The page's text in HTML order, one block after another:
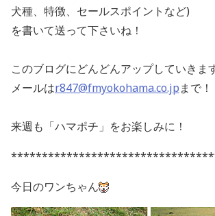
犬種、特徴、セールスポイントなど)
を書いて送って下さいね！
このブログにどんどんアップしていきま
メールはr847@fmyokohama.co.jpまで！
来週も「ハマポチ」をお楽しみに！
今日のワンちゃん